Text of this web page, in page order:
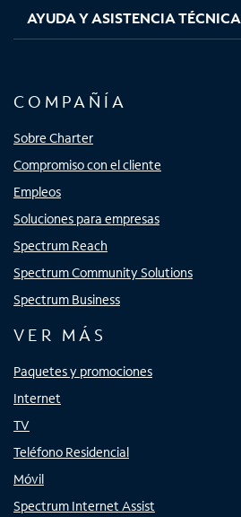
AYUDA Y ASISTENCIA TÉCNICA
COMPAÑÍA
Sobre Charter
Compromiso con el cliente
Empleos
Soluciones para empresas
Spectrum Reach
Spectrum Community Solutions
Spectrum Business
VER MÁS
Paquetes y promociones
Internet
TV
Teléfono Residencial
Móvil
Spectrum Internet Assist